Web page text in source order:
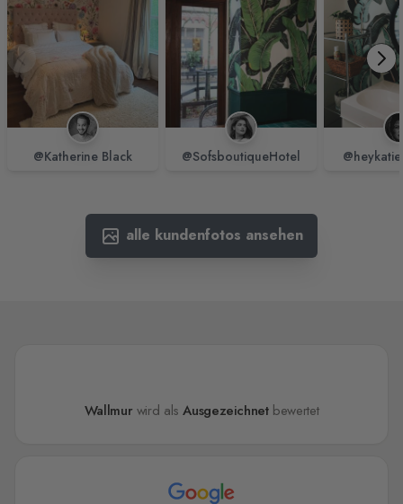
@Katherine Black @SofsboutiqueHotel
alle kundenfotos ansehen
Wallmur wird alsAusgezeichnetbewertet